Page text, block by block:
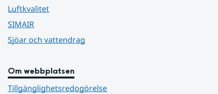
Luftkvalitet
SIMAIR
Sjöar och vattendrag
Om webbplatsen
Tillgänglighetsredogörelse